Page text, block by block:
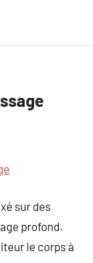
sur des
profond.
le corps à